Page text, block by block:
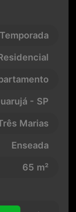
- SP
Marias
Enseada
65 m²